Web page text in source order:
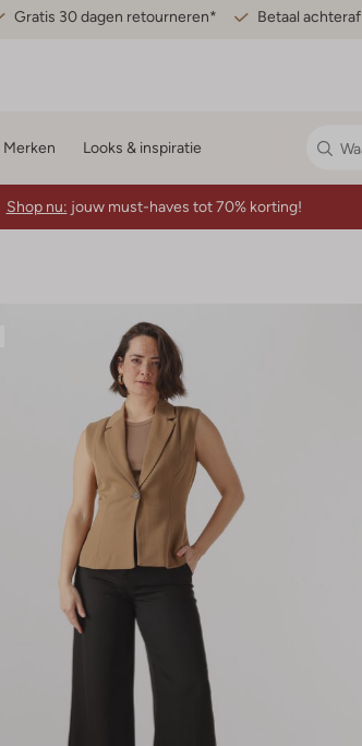
Gratis 30 dagen retourneren* Betaal
Merken Looks & inspiratie
Shop nu: jouw must-haves tot 70% korting!